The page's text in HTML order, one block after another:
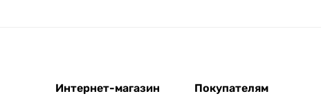
Интернет-магазин
Покупателям